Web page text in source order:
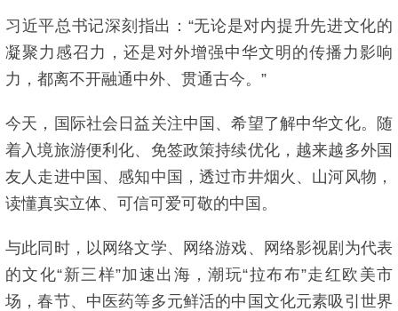
习近平总书记深刻指出：“无论是对内提升先进文化的
凝聚力感召力，还是对外增强中华文明的传播力影响
力，都离不开融通中外、贯通古今。”
今天，国际社会日益关注中国、希望了解中华文化。随
着入境旅游便利化、免签政策持续优化，越来越多外国
友人走进中国、感知中国，透过市井烟火、山河风物，
读懂真实立体、可信可爱可敬的中国。
与此同时，以网络文学、网络游戏、网络影视剧为代表
的文化“新三样”加速出海，潮玩“拉布布”走红欧美市
场，春节、中医药等多元鲜活的中国文化元素吸引世界